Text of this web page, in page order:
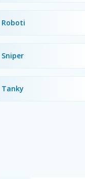
Roboti
Sniper
Tanky